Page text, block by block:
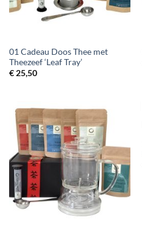
01 Cadeau Doos Thee met
Theezeef ‘Leaf Tray’
€25,50